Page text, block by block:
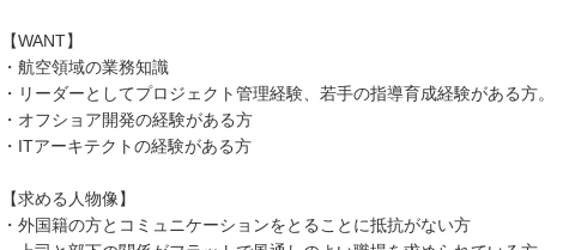
【WANT】
・航空領域の業務知識
・リーダーとしてプロジェクト管理経験、若手の指導育成経験がある方。
・オフショア開発の経験がある方
・ITアーキテクトの経験がある方
【求める人物像】
・外国籍の方とコミュニケーションをとることに抵抗がない方